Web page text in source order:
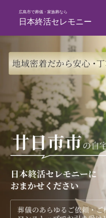
広島市で葬儀・家族葬なら
日本終活セレモニー